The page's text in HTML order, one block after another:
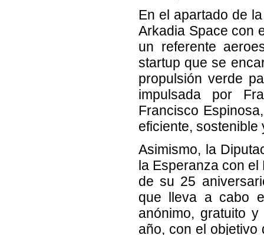
En el apartado de
Arkadia Space con
un referente
startup que se
propulsión verde
impulsada por
Francisco
eficiente,
Asimismo, la
la Esperanza con el
de su 25
que lleva a cabo
anónimo, gratuito
año, con el objetivo